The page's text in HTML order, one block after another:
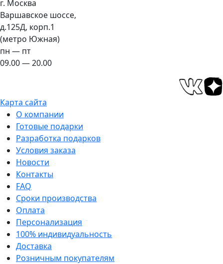
г. Москва
Варшавское шоссе,
д.125Д, корп.1
(метро Южная)
пн — пт
09.00 — 20.00
Карта сайта
О компании
Готовые подарки
Разработка подарков
Условия заказа
Новости
Контакты
FAQ
Сроки производства
Оплата
Персонализация
100% индивидуальность
Доставка
Розничным покупателям